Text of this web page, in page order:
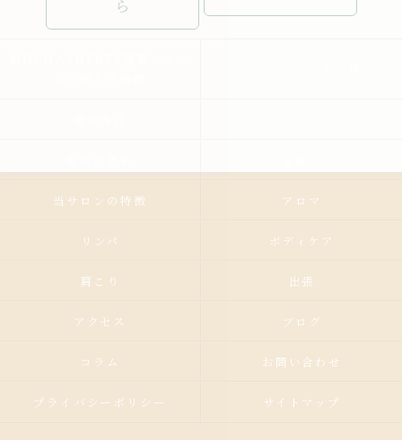
ら
当サロンの特徴 アロマ
リンパ ボディケア
肩こり 出張
アクセス ブログ
コラム お問い合わせ
プライバシーポリシー サイトマップ